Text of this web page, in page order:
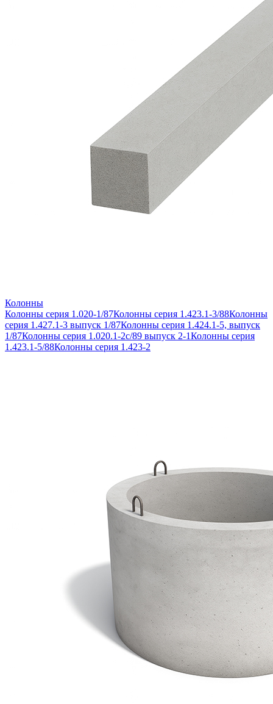
Колонны
Колонны серия 1.020-1/87Колонны серия 1.423.1-3/88Колонны
серия 1.427.1-3 выпуск 1/87Колонны серия 1.424.1-5, выпуск
1/87Колонны серия 1.020.1-2с/89 выпуск 2-1Колонны серия
1.423.1-5/88Колонны серия 1.423-2